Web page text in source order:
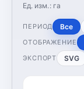
Ед. изм.: га
ПЕРИОД Все
ОТОБРАЖЕНИЕ
ЭКСПОРТ SVG